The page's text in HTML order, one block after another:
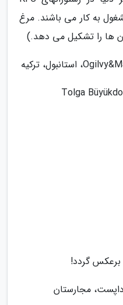
به کار می باشند. مرغ
ها را تشکیل می دهد.)
گردد!